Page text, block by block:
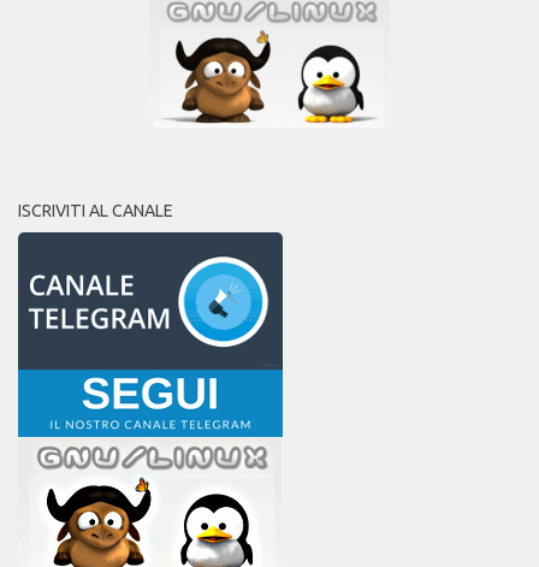
ISCRIVITI AL CANALE